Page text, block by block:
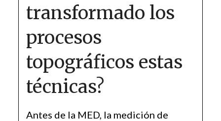
transformado los
procesos
topográficos estas
técnicas?
Antes de la MED, la medición de